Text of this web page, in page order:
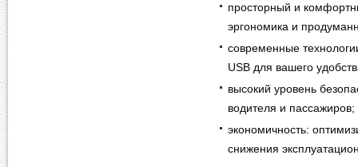
просторный и
эргономика и
современные
USB для вашего
высокий уровень
водителя и пассажиров;
экономичность:
снижения